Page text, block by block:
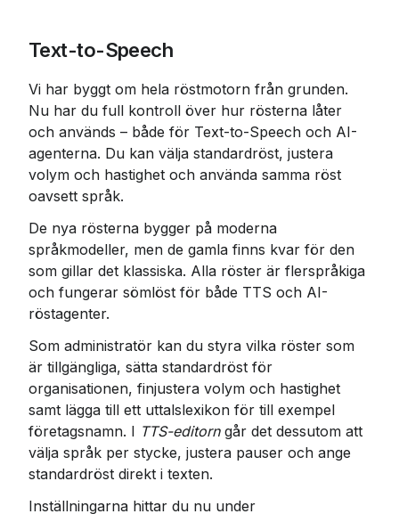
Text-to-Speech
Vi har byggt om hela röstmotorn från grunden.
Nu har du full kontroll över hur rösterna låter
och används – både för Text-to-Speech och AI-
agenterna. Du kan välja standardröst, justera
volym och hastighet och använda samma röst
oavsett språk.
De nya rösterna bygger på moderna
språkmodeller, men de gamla finns kvar för den
som gillar det klassiska. Alla röster är flerspråkiga
och fungerar sömlöst för både TTS och AI-
röstagenter.
Som administratör kan du styra vilka röster som
är tillgängliga, sätta standardröst för
organisationen, finjustera volym och hastighet
samt lägga till ett uttalslexikon för till exempel
företagsnamn. I TTS-editorn går det dessutom att
välja språk per stycke, justera pauser och ange
standardröst direkt i texten.
Inställningarna hittar du nu under